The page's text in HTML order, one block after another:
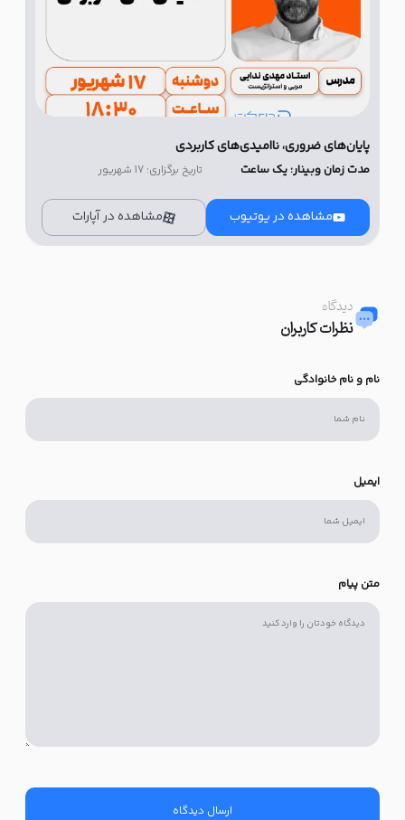
پایان‌های ضروری، ناامیدی‌های کاربردی
مدت زمان وبینار: یک ساعت تاریخ برگزاری: 17 شهریور
مشاهده در یوتیوب مشاهده در آپارات
دیدگاه
نظرات کاربران
نام و نام خانوادگی
ایمیل
متن پیام